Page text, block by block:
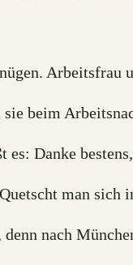
Arbeitsfrau
beim
es: Danke
man sich
nach